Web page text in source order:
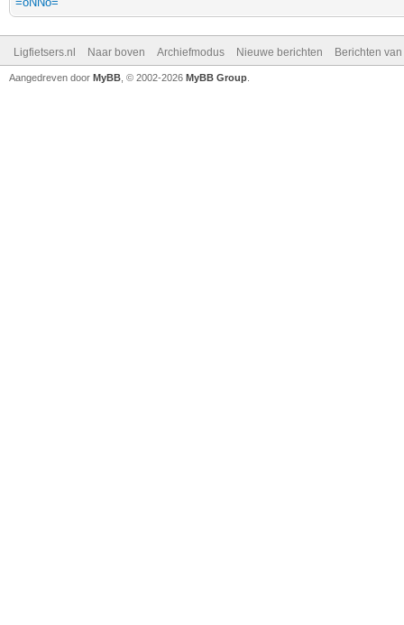
Ligfietsers.nl Naar boven Archiefmodus Nieuwe berichten Berichten
Aangedreven door MyBB , © 2002-2026 MyBB Group